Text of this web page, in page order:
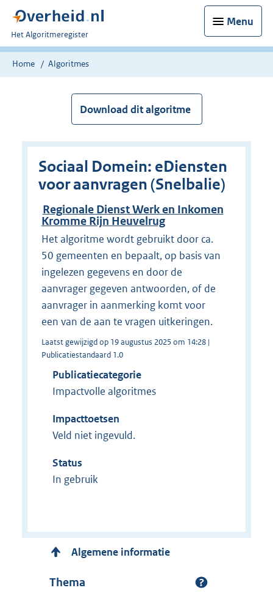
Menu
U
bent
nu
Het Algoritmeregister
Home Algoritmes
Download dit algoritme
Sociaal Domein: eDiensten
voor aanvragen (Snelbalie)
Regionale Dienst Werk en Inkomen
Kromme Rijn Heuvelrug
Het algoritme wordt gebruikt door ca.
50 gemeenten en bepaalt, op basis van
ingelezen gegevens en door de
aanvrager gegeven antwoorden, of de
aanvrager in aanmerking komt voor
een van de aan te vragen uitkeringen.
Laatst gewijzigd op 19 augustus 2025 om 14:28 |
Publicatiestandaard 1.0
Publicatiecategorie
Impactvolle algoritmes
Impacttoetsen
Veld niet ingevuld.
Status
In gebruik
Algemene informatie
Thema